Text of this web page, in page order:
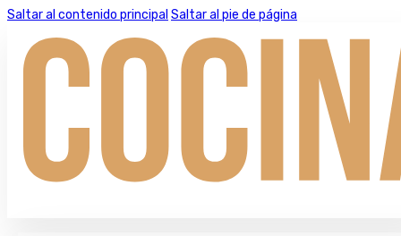
Saltar al contenido principal Saltar al pie de página